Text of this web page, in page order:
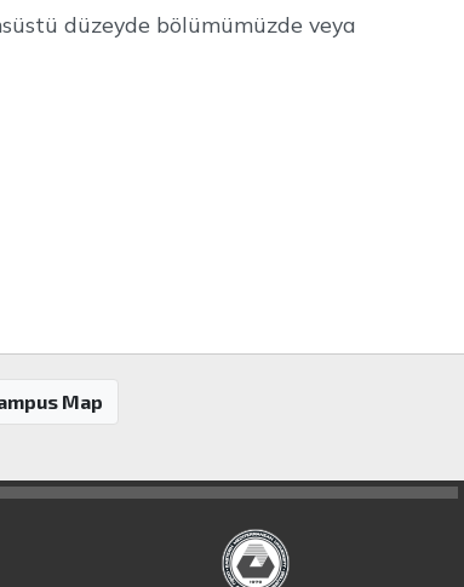
düzeyde bölümümüzde veya
Map